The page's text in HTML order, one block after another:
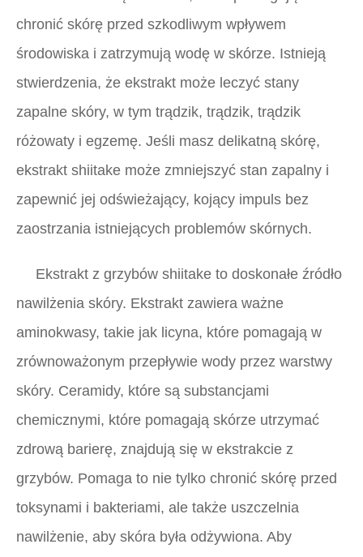
chronić skórę przed szkodliwym wpływem
środowiska i zatrzymują wodę w skórze. Istnieją
stwierdzenia, że ​​ekstrakt może leczyć stany
zapalne skóry, w tym trądzik, trądzik, trądzik
różowaty i egzemę. Jeśli masz delikatną skórę,
ekstrakt shiitake może zmniejszyć stan zapalny i
zapewnić jej odświeżający, kojący impuls bez
zaostrzania istniejących problemów skórnych.
Ekstrakt z grzybów shiitake to doskonałe źródło
nawilżenia skóry. Ekstrakt zawiera ważne
aminokwasy, takie jak licyna, które pomagają w
zrównoważonym przepływie wody przez warstwy
skóry. Ceramidy, które są substancjami
chemicznymi, które pomagają skórze utrzymać
zdrową barierę, znajdują się w ekstrakcie z
grzybów. Pomaga to nie tylko chronić skórę przed
toksynami i bakteriami, ale także uszczelnia
nawilżenie, aby skóra była odżywiona. Aby